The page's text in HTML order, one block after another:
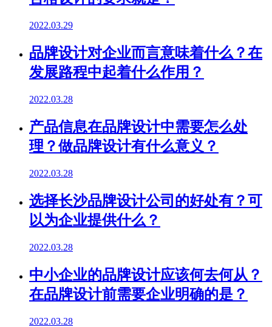
2022.03.29
品牌设计对企业而言意味着什么？在
发展路程中起着什么作用？
2022.03.28
产品信息在品牌设计中需要怎么处
理？做品牌设计有什么意义？
2022.03.28
选择长沙品牌设计公司的好处有？可
以为企业提供什么？
2022.03.28
中小企业的品牌设计应该何去何从？
在品牌设计前需要企业明确的是？
2022.03.28